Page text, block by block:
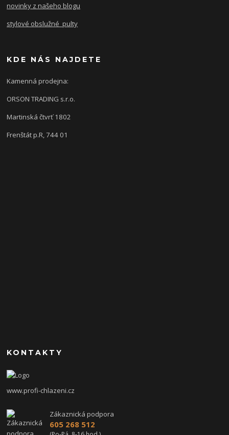
novinky z našeho blogu
stylové obslužné pulty
KDE NÁS NAJDETE
Kamenná prodejna:
ORSON TRADING s.r.o.
Martinská čtvrť 1802
Frenštát p.R, 744 01
KONTAKTY
www.profi-chlazeni.cz
Zákaznická podpora
605 268 512